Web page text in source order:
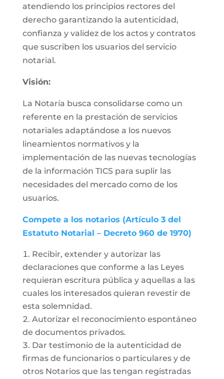
atendiendo los principios rectores del
derecho garantizando la autenticidad,
confianza y validez de los actos y contratos
que suscriben los usuarios del servicio
notarial.
Visión:
La Notaría busca consolidarse como un
referente en la prestación de servicios
notariales adaptándose a los nuevos
lineamientos normativos y la
implementación de las nuevas tecnologías
de la información TICS para suplir las
necesidades del mercado como de los
usuarios.
Compete a los notarios (Artículo 3 del
Estatuto Notarial – Decreto 960 de 1970)
Recibir, extender y autorizar las
declaraciones que conforme a las Leyes
requieran escritura pública y aquellas a las
cuales los interesados quieran revestir de
esta solemnidad.
Autorizar el reconocimiento espontáneo
de documentos privados.
Dar testimonio de la autenticidad de
firmas de funcionarios o particulares y de
otros Notarios que las tengan registradas